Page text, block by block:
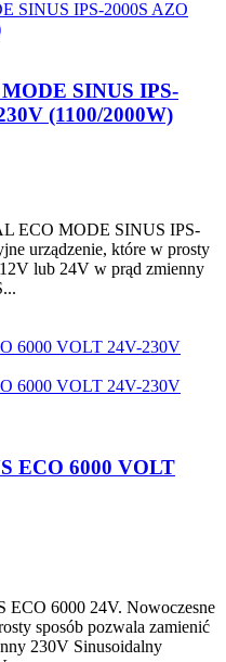
SINUS IPS-
(1100/2000W)
ECO MODE SINUS IPS-
urządzenie, które w prosty
lub 24V w prąd zmienny
ECO 6000 VOLT
ECO 6000 24V. Nowoczesne
sposób pozwala zamienić
230V Sinusoidalny